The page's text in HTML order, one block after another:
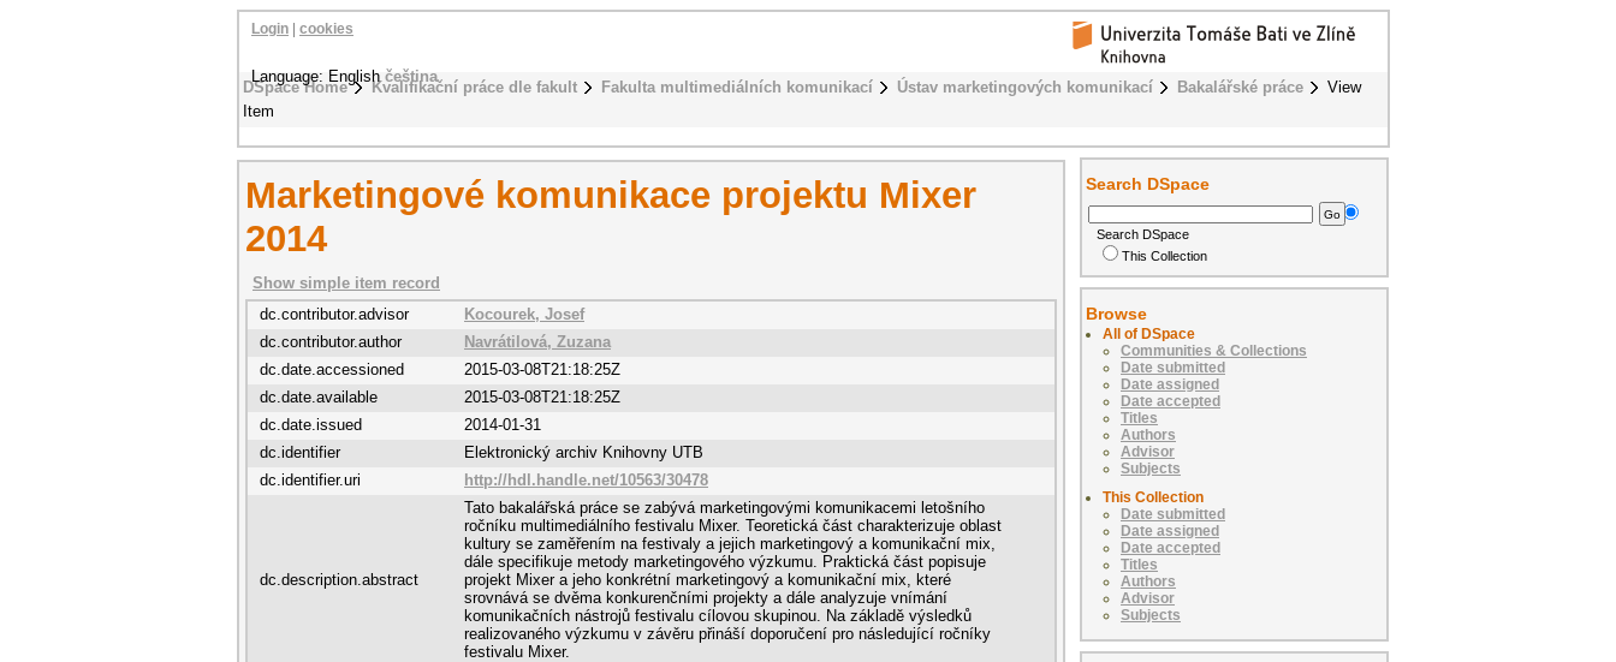
DSpace Home Kvalifikační práce dle fakult Fakulta multimediálních komunikací Ústav marketingových komunikací Bakalářské práce
View
Item
Login cookies
Language: Englishčeština
Marketingové komunikace projektu Mixer
2014
Show simple item record
dc.contributor.advisor
Kocourek, Josef
dc.contributor.author
Navrátilová, Zuzana
dc.date.accessioned
2015-03-08T21:18:25Z
dc.date.available
2015-03-08T21:18:25Z
dc.date.issued
2014-01-31
dc.identifier
Elektronický archiv Knihovny UTB
dc.identifier.uri
http://hdl.handle.net/10563/30478
dc.description.abstract
Tato bakalářská práce se zabývá marketingovými komunikacemi letošního
ročníku multimediálního festivalu Mixer. Teoretická část charakterizuje oblast
kultury se zaměřením na festivaly a jejich marketingový a komunikační mix,
dále specifikuje metody marketingového výzkumu. Praktická část popisuje
projekt Mixer a jeho konkrétní marketingový a komunikační mix, které
srovnává se dvěma konkurenčními projekty a dále analyzuje vnímání
komunikačních nástrojů festivalu cílovou skupinou. Na základě výsledků
realizovaného výzkumu v závěru přináší doporučení pro následující ročníky
festivalu Mixer.
Search DSpace
Search DSpace
This Collection
Browse
All of DSpace
Communities & Collections
Date submitted
Date assigned
Date accepted
Titles
Authors
Advisor
Subjects
This Collection
Date submitted
Date assigned
Date accepted
Titles
Authors
Advisor
Subjects